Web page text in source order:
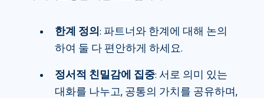
한계 정의 : 파트너와 한계에 대해 논의
하여 둘 다 편안하게 하세요.
정서적 친밀감에 집중: 서로 의미 있는
대화를 나누고, 공통의 가치를 공유하며,